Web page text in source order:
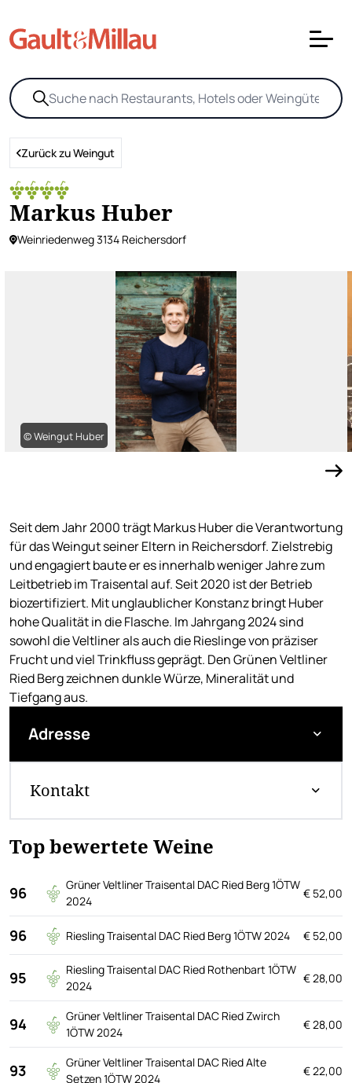
Zurück zu Weingut
Markus Huber
Weinriedenweg 3134 Reichersdorf
© Weingut Huber
Seit dem Jahr 2000 trägt Markus Huber die Verantwortung
für das Weingut seiner Eltern in Reichersdorf. Zielstrebig
und engagiert baute er es innerhalb weniger Jahre zum
Leitbetrieb im Traisental auf. Seit 2020 ist der Betrieb
biozertifiziert. Mit unglaublicher Konstanz bringt Huber
hohe Qualität in die Flasche. Im Jahrgang 2024 sind
sowohl die Veltliner als auch die Rieslinge von präziser
Frucht und viel Trinkfluss geprägt. Den Grünen Veltliner
Ried Berg zeichnen dunkle Würze, Mineralität und
Tiefgang aus.
Adresse
Kontakt
Top bewertete Weine
96
Grüner Veltliner Traisental DAC Ried Berg 1ÖTW
2024
€ 52,00
96 Riesling Traisental DAC Ried Berg 1ÖTW 2024 € 52,00
95
Riesling Traisental DAC Ried Rothenbart 1ÖTW
2024
€ 28,00
94
Grüner Veltliner Traisental DAC Ried Zwirch
1ÖTW 2024
€ 28,00
93
Grüner Veltliner Traisental DAC Ried Alte
Setzen 1ÖTW 2024
€ 22,00